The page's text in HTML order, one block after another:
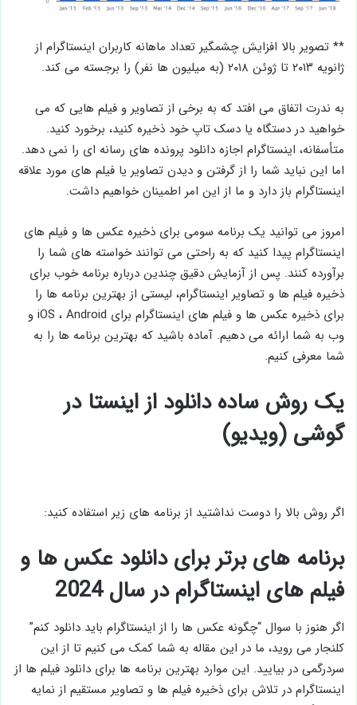
** تصویر بالا افزایش چشمگیر تعداد ماهانه کاربران اینستاگرام از
ژانویه ۲۰۱۳ تا ژوئن ۲۰۱۸ (به میلیون ها نفر) را برجسته می کند.
به ندرت اتفاق می افتد که به برخی از تصاویر و فیلم هایی که می
خواهید در دستگاه یا دسک تاپ خود ذخیره کنید، برخورد کنید.
متأسفانه، اینستاگرام اجازه دانلود پرونده های رسانه ای را نمی دهد.
اما این نباید شما را از گرفتن و دیدن تصاویر یا فیلم های مورد علاقه
اینستاگرام باز دارد و ما از این امر اطمینان خواهیم داشت.
امروز می توانید یک برنامه سومی برای ذخیره عکس ها و فیلم های
اینستاگرام پیدا کنید که به راحتی می توانند خواسته های شما را
برآورده کنند. پس از آزمایش دقیق چندین درباره برنامه خوب برای
ذخیره فیلم ها و تصاویر اینستاگرام، لیستی از بهترین برنامه ها را
برای ذخیره عکس ها و فیلم های اینستاگرام برای iOS ، Android و
وب به شما ارائه می دهیم. آماده باشید که بهترین برنامه ها را به
شما معرفی کنیم.
یک روش ساده دانلود از اینستا در
گوشی (ویدیو)
اگر روش بالا را دوست نداشتید از برنامه های زیر استفاده کنید:
برنامه های برتر برای دانلود عکس ها و
فیلم های اینستاگرام در سال 2024
اگر هنوز با سوال “چگونه عکس ها را از اینستاگرام باید دانلود کنم”
کلنجار می روید، ما در این مقاله به شما کمک می کنیم تا از این
سردرگمی در بیایید. این موارد بهترین برنامه ها برای دانلود فیلم ها از
اینستاگرام در تلاش برای ذخیره فیلم ها و تصاویر مستقیم از نمایه